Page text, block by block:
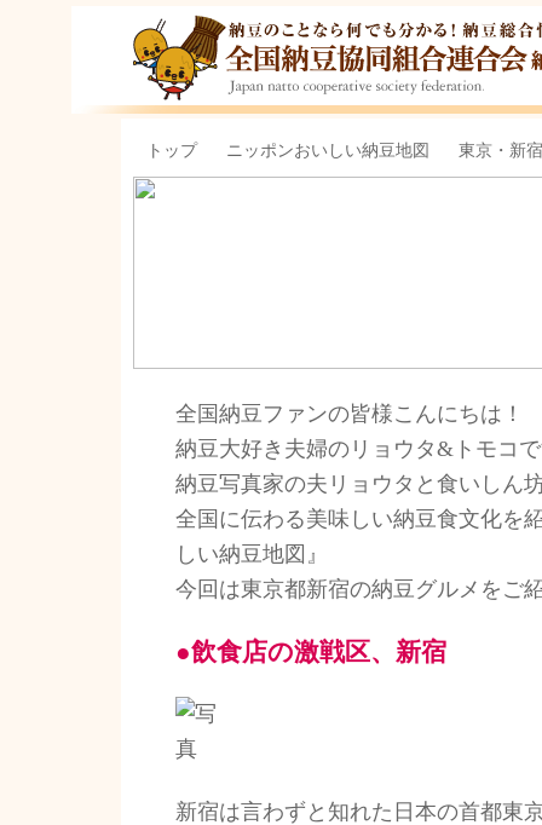
納豆のことなら何でも分かる
豆総合情報サイト
トップ ニッポンおいしい納豆地図 東京・新
全国納豆ファンの皆様こんにちは！
納豆大好き夫婦のリョウタ&トモコ
納豆写真家の夫リョウタと食いしん
全国に伝わる美味しい納豆食文化を
しい納豆地図』
今回は東京都新宿の納豆グルメをご
●飲食店の激戦区、新宿
新宿は言わずと知れた日本の首都東